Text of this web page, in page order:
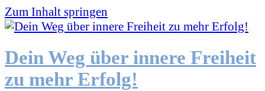
Zum Inhalt springen
Dein Weg über innere Freiheit
zu mehr Erfolg!